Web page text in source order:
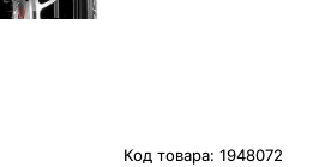
Код товара: 1948072